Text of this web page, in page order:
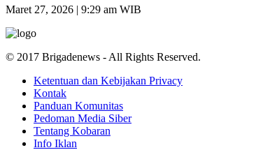
Maret 27, 2026 | 9:29 am WIB
© 2017 Brigadenews - All Rights Reserved.
Ketentuan dan Kebijakan Privacy
Kontak
Panduan Komunitas
Pedoman Media Siber
Tentang Kobaran
Info Iklan